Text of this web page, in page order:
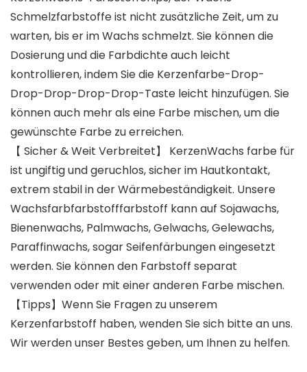
Schmelzfarbstoffe ist nicht zusätzliche Zeit, um zu
warten, bis er im Wachs schmelzt. Sie können die
Dosierung und die Farbdichte auch leicht
kontrollieren, indem Sie die Kerzenfarbe-Drop-
Drop-Drop-Drop-Drop-Taste leicht hinzufügen. Sie
können auch mehr als eine Farbe mischen, um die
gewünschte Farbe zu erreichen.
【 Sicher & Weit Verbreitet】 KerzenWachs farbe für
ist ungiftig und geruchlos, sicher im Hautkontakt,
extrem stabil in der Wärmebeständigkeit. Unsere
Wachsfarbfarbstofffarbstoff kann auf Sojawachs,
Bienenwachs, Palmwachs, Gelwachs, Gelewachs,
Paraffinwachs, sogar Seifenfärbungen eingesetzt
werden. Sie können den Farbstoff separat
verwenden oder mit einer anderen Farbe mischen.
【Tipps】Wenn Sie Fragen zu unserem
Kerzenfarbstoff haben, wenden Sie sich bitte an uns.
Wir werden unser Bestes geben, um Ihnen zu helfen.